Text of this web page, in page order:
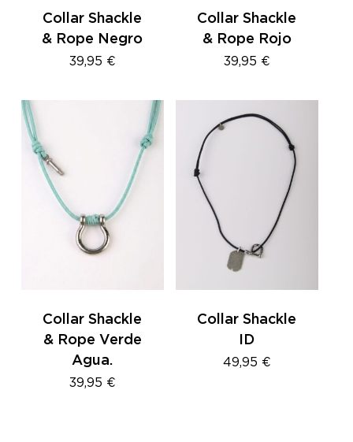
Collar Shackle
& Rope Negro
39,95 €
Collar Shackle
& Rope Rojo
39,95 €
Collar Shackle
& Rope Verde
Agua.
39,95 €
Collar Shackle
ID
49,95 €